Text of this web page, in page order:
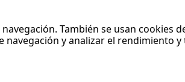
También se usan cookies
y analizar el rendimiento